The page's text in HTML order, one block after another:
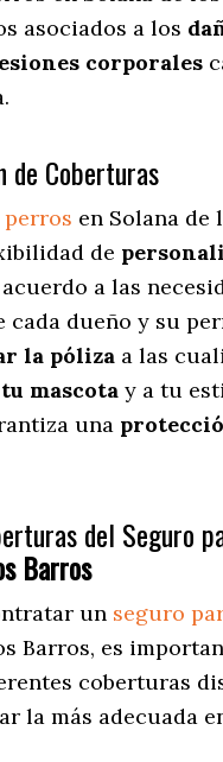
asociados a los
corporales
de Coberturas
en Solana de
de
a las
cada dueño y su
la póliza a las
mascota y a tu
una
del Seguro
Barros
un seguro
Barros, es
coberturas
la más adecuada